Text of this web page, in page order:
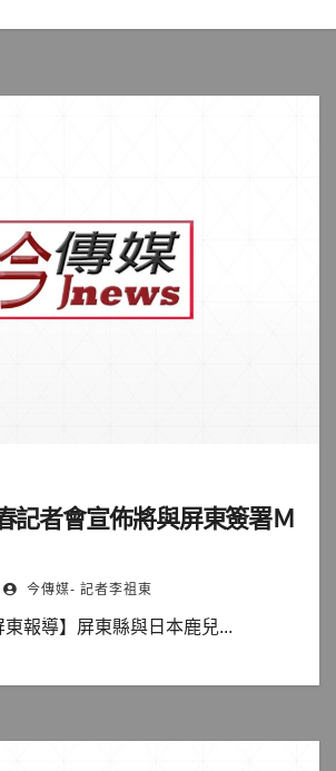
記者會宣佈將與屏東簽署Ｍ
今傳媒- 記者李祖東
東報導】屏東縣與日本鹿兒...